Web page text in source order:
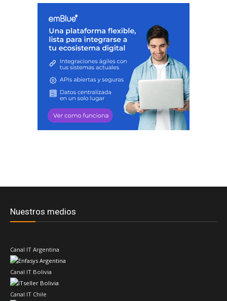
Nuestros medios
Canal IT Argentina
Canal IT Bolivia
Canal IT Chile